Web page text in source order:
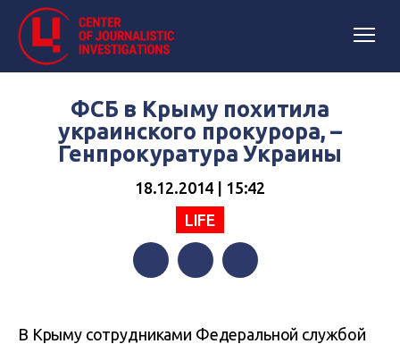
ФСБ в Крыму похитила
украинского прокурора, –
Генпрокуратура Украины
18.12.2014 | 15:42
LIFE
В Крыму сотрудниками Федеральной службой